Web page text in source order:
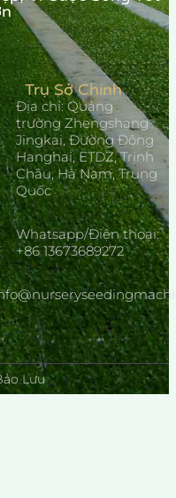
hạt
rau
Cần bán máy
gieo hạt ươm
bán tự động
Trụ Sở Chính
Địa chỉ: Quảng
trường Zhengshang
Jingkai, Đường Đông
Hanghai, ETDZ, Trịnh
Châu, Hà Nam, Trung
Quốc
Whatsapp/Điện thoại:
+86 13673689272
Lưu